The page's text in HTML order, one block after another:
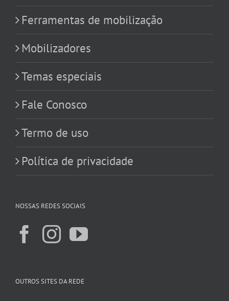
Ferramentas de mobilização
Mobilizadores
Temas especiais
Fale Conosco
Termo de uso
Política de privacidade
NOSSAS REDES SOCIAIS
OUTROS SITES DA REDE